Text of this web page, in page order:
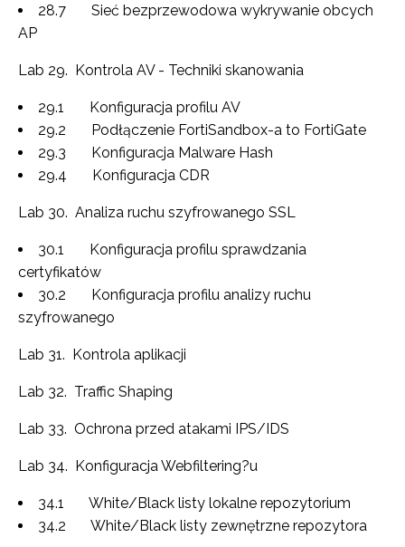
28.7 Sieć bezprzewodowa wykrywanie obcych
AP
Lab 29. Kontrola AV - Techniki skanowania
29.1 Konfiguracja profilu AV
29.2 Podłączenie FortiSandbox-a to FortiGate
29.3 Konfiguracja Malware Hash
29.4 Konfiguracja CDR
Lab 30. Analiza ruchu szyfrowanego SSL
30.1 Konfiguracja profilu sprawdzania
certyfikatów
30.2 Konfiguracja profilu analizy ruchu
szyfrowanego
Lab 31. Kontrola aplikacji
Lab 32. Traffic Shaping
Lab 33. Ochrona przed atakami IPS/IDS
Lab 34. Konfiguracja Webfiltering?u
34.1 White/Black listy lokalne repozytorium
34.2 White/Black listy zewnętrzne repozytora